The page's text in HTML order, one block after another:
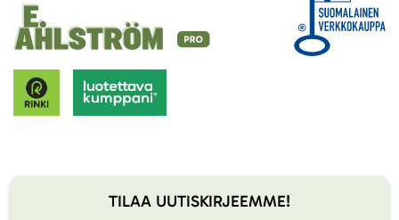
TILAA UUTISKIRJEEMME!